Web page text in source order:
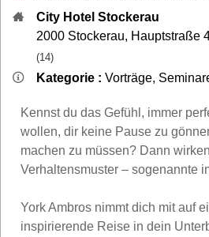
City Hotel Stockerau
2000 Stockerau, Hauptstraße
(14)
Kategorie : Vorträge,
Kennst du das Gefühl, immer
wollen, dir keine Pause zu
machen zu müssen? Dann
Verhaltensmuster – sogenannte
York Ambros nimmt dich mit auf
inspirierende Reise in dein